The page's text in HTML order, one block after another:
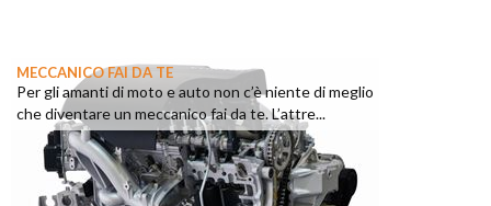
MECCANICO FAI DA TE
Per gli amanti di moto e auto non c’è niente di meglio
che diventare un meccanico fai da te. L’attre...